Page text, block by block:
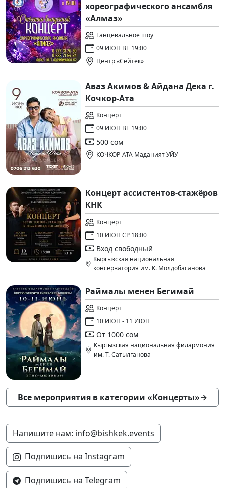
хореографического ансамбля
«Алмаз»
Танцевальное шоу
09 ИЮН ВТ 19:00
Центр «Сейтек»
Аваз Акимов & Айдана Дека г.
Кочкор-Ата
Концерт
09 ИЮН ВТ 19:00
500 сом
КОЧКОР-АТА Маданият УЙУ
Концерт ассистентов-стажёров
КНК
Концерт
10 ИЮН СР 18:00
Вход свободный
Кыргызская национальная
консерватория им. К. Молдобасанова
Раймалы менен Бегимай
Концерт
10 ИЮН - 11 ИЮН
От 1000 сом
Кыргызская национальная филармония
им. Т. Сатылганова
Все мероприятия в категории «Концерты»→
Напишите нам: info@bishkek.events
Подпишись на Instagram
Подпишись на Telegram